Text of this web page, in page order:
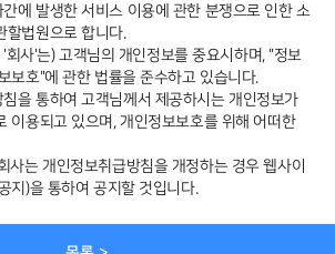
에 발생한 서비스 이용에 관한 분쟁으로 인한 소
할법원으로 합니다.
회사'는) 고객님의 개인정보를 중요시하며, "정보
보호"에 관한 법률을 준수하고 있습니다.
을 통하여 고객님께서 제공하시는 개인정보가
이용되고 있으며, 개인정보보호를 위해 어떠한
사는 개인정보취급방침을 개정하는 경우 웹사이
지)을 통하여 공지할 것입니다.